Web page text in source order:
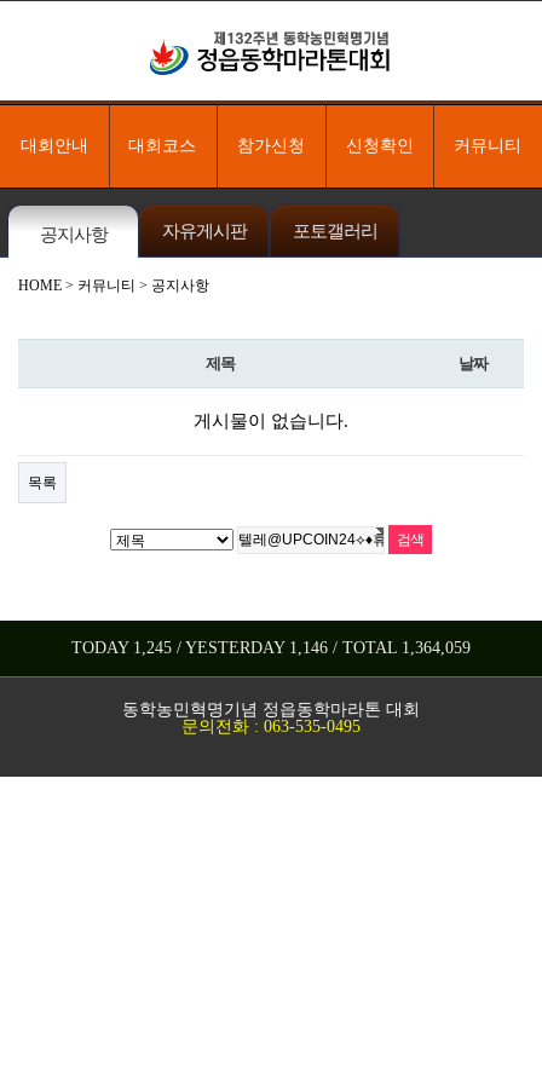
대회안내 대회코스 참가신청 신청확인 커뮤니티
공지사항 자유게시판 포토갤러리
HOME > 커뮤니티 > 공지사항
제목 날짜
게시물이 없습니다.
목록
TODAY 1,245 / YESTERDAY 1,146 / TOTAL 1,364,059
동학농민혁명기념 정읍동학마라톤 대회
문의전화 : 063-535-0495